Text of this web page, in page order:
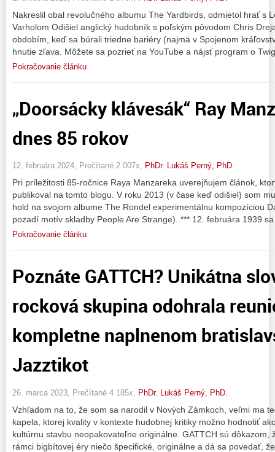
Nakreslil obal revolučného albumu The Yardbirds, odmietol hrať s
Varholom Odišiel anglický hudobník s poľským pôvodom Chris
obdobím, keď sa búrali triedne bariéry (najmä v Spojenom
hnutie zľava. Môžete sa pozrieť na YouTube a nájsť program o
Pokračovanie článku
„Doorsácky klávesák“ Ray
dnes 85 rokov
12. februára 2024, Prečítané 2 007x, PhDr. Lukáš Perný, PhD.
Pri príležitosti 85-ročnice Raya Manzareka uverejňujem článok,
publikoval na tomto blogu. V roku 2013 (v čase keď odišiel) som
hold na svojom albume The Rondel experimentálnu kompozíciou
pozadí motív skladby People Are Strange). *** 12. februára 1939
Pokračovanie článku
Poznáte GATTCH? Unikátna
rocková skupina odohrala
kompletne naplnenom
Jazztikot
26. marca 2023, Prečítané 4 185x, PhDr. Lukáš Perný, PhD.
Vzhľadom na to, že som sa narodil v Nových Zámkoch, veľmi ma
kapela, ktorej kvality v kontexte hudobnej kritiky možno hodnotiť
kultúrnu stavbu neopakovateľne originálne. GATTCH sú dôkazom,
rámci bigbítovej éry niečo špecifické, originálne a dá sa povedať,